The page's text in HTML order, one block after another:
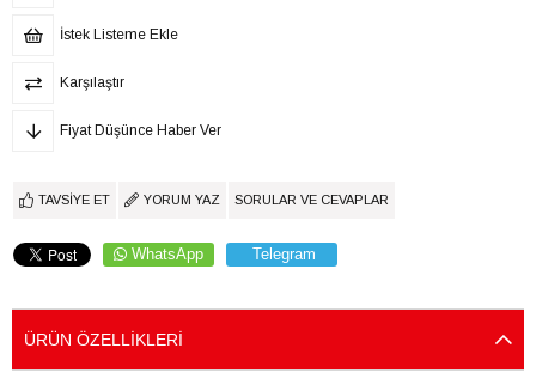
İstek Listeme Ekle
Karşılaştır
Fiyat Düşünce Haber Ver
TAVSIYE ET YORUM YAZ SORULAR VE CEVAPLAR
WhatsApp Telegram
ÜRÜN ÖZELLIKLERI